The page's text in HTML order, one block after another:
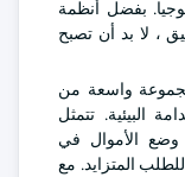
بفضل أنظمة
، لا بد أن تصبح
واسعة من
البيئية. تتمثل
وضع الأموال في
المتزايد. مع